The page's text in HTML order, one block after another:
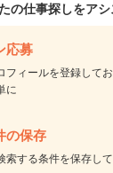
の仕事探しをアシ
応募
フィールを登録して
に
の保存
索する条件を保存し